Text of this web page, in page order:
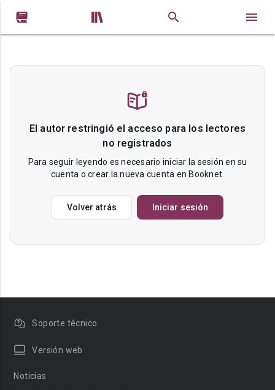
 
El autor restringió el acceso para los lectores
no registrados
Para seguir leyendo es necesario iniciar la sesión en su
cuenta o crear la nueva cuenta en Booknet.
Volver atrás Iniciar sesión
Soporte técnico
Versión web
Noticias